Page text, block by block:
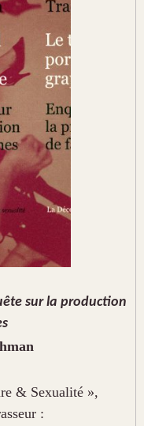
sur la production
& Sexualité »,
: